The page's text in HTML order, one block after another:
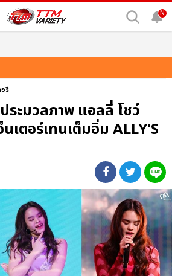
N
อรี
ระมวลภาพ แอลลี่ โชว์
เตอร์เทนเต็มอิ่ม ALLY'S